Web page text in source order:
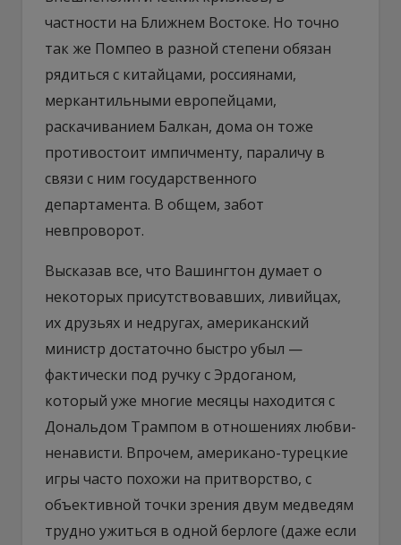
частности на Ближнем Востоке. Но точно
так же Помпео в разной степени обязан
рядиться с китайцами, россиянами,
меркантильными европейцами,
раскачиванием Балкан, дома он тоже
противостоит импичменту, параличу в
связи с ним государственного
департамента. В общем, забот
невпроворот.
Высказав все, что Вашингтон думает о
некоторых присутствовавших, ливийцах,
их друзьях и недругах, американский
министр достаточно быстро убыл —
фактически под ручку с Эрдоганом,
который уже многие месяцы находится с
Дональдом Трампом в отношениях любви-
ненависти. Впрочем, американо-турецкие
игры часто похожи на притворство, с
объективной точки зрения двум медведям
трудно ужиться в одной берлоге (даже если